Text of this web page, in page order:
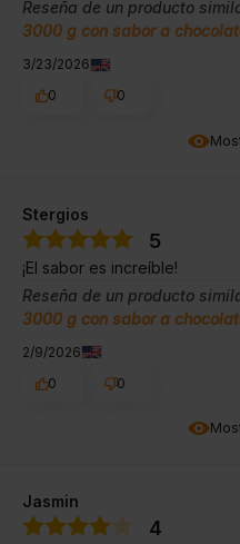
Reseña de un producto
3000 g con sabor a
3/23/2026
0
0
Stergios
5
¡El sabor es increíble!
Reseña de un producto
3000 g con sabor a
2/9/2026
0
0
Jasmin
4